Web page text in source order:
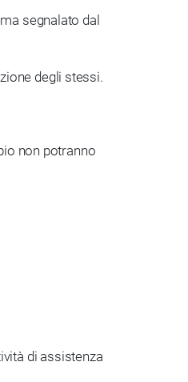
segnalato dal
degli stessi.
non potranno
di assistenza